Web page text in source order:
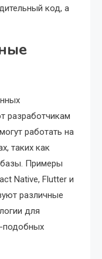
код, а
разработчикам
работать на
таких как
базы. Примеры
Native, Flutter и
различные
для
подобных